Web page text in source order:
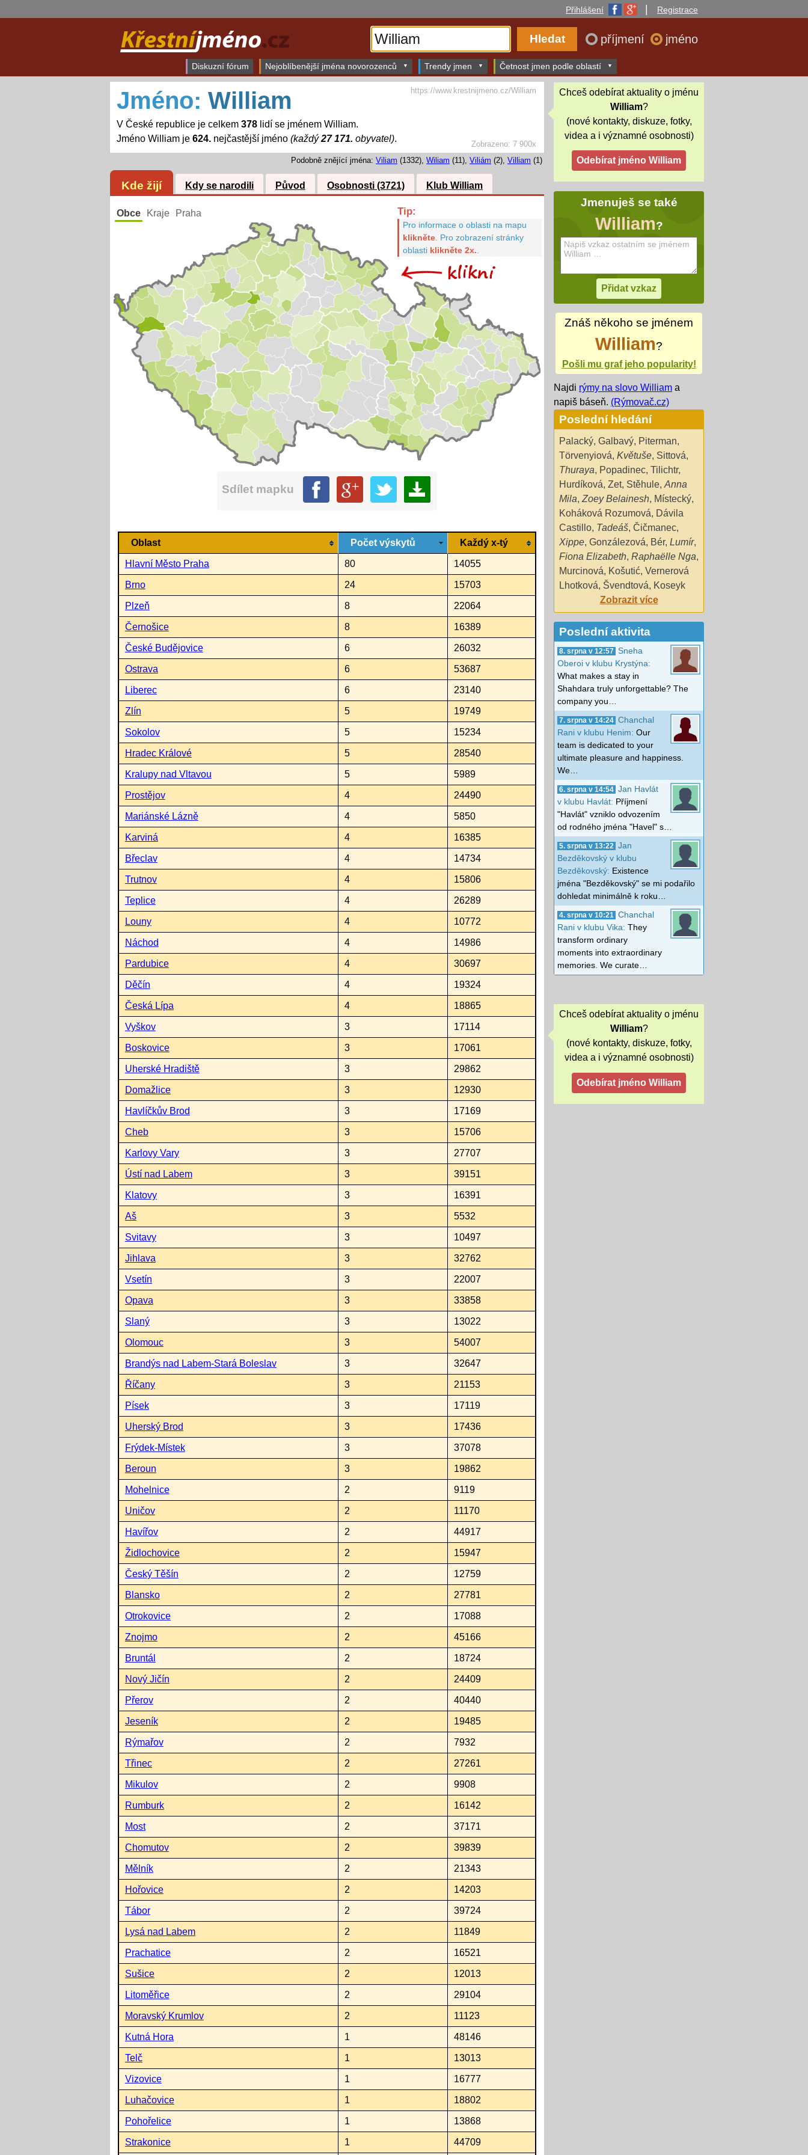
Přihlášení Registrace
příjmení jméno
Diskuzní fórum Nejoblíbenější jména novorozenců Trendy jmen Četnost jmen podle oblastí
Zobrazeno: 7 900x
Jméno: William
V České republice je celkem 378lidí se jménem William.
Jméno William je 624.nejčastější jméno (každý27 171. obyvatel).
https://www.krestnijmeno.cz/William
Podobně znějící jména: Viliam (1332), Wiliam (11), Viliám (2), Villiam (1)
Kde žijí Kdy se narodili Původ Osobnosti (3721) Klub William
Obce Kraje Praha Tip:
Pro informace o oblasti na mapu
klikněte. Pro zobrazení stránky
oblasti klikněte 2x.
Sdílet mapku
Oblast Počet výskytů Každý x-tý
Hlavní Město Praha 80 14055
Brno 24 15703
Plzeň 8 22064
Černošice 8 16389
České Budějovice 6 26032
Ostrava 6 53687
Liberec 6 23140
Zlín 5 19749
Sokolov 5 15234
Hradec Králové 5 28540
Kralupy nad Vltavou 5 5989
Prostějov 4 24490
Mariánské Lázně 4 5850
Karviná 4 16385
Břeclav 4 14734
Trutnov 4 15806
Teplice 4 26289
Louny 4 10772
Náchod 4 14986
Pardubice 4 30697
Děčín 4 19324
Česká Lípa 4 18865
Vyškov 3 17114
Boskovice 3 17061
Uherské Hradiště 3 29862
Domažlice 3 12930
Havlíčkův Brod 3 17169
Cheb 3 15706
Karlovy Vary 3 27707
Ústí nad Labem 3 39151
Klatovy 3 16391
Aš 3 5532
Svitavy 3 10497
Jihlava 3 32762
Vsetín 3 22007
Opava 3 33858
Slaný 3 13022
Olomouc 3 54007
Brandýs nad Labem-Stará Boleslav 3 32647
Říčany 3 21153
Písek 3 17119
Uherský Brod 3 17436
Frýdek-Místek 3 37078
Beroun 3 19862
Mohelnice 2 9119
Uničov 2 11170
Havířov 2 44917
Židlochovice 2 15947
Český Těšín 2 12759
Blansko 2 27781
Otrokovice 2 17088
Znojmo 2 45166
Bruntál 2 18724
Nový Jičín 2 24409
Přerov 2 40440
Jeseník 2 19485
Rýmařov 2 7932
Třinec 2 27261
Mikulov 2 9908
Rumburk 2 16142
Most 2 37171
Chomutov 2 39839
Mělník 2 21343
Hořovice 2 14203
Tábor 2 39724
Lysá nad Labem 2 11849
Prachatice 2 16521
Sušice 2 12013
Litoměřice 2 29104
Moravský Krumlov 2 11123
Kutná Hora 1 48146
Telč 1 13013
Vizovice 1 16777
Luhačovice 1 18802
Pohořelice 1 13868
Strakonice 1 44709
Chceš odebírat aktuality o jménu
William?
(nové kontakty, diskuze, fotky,
videa a i významné osobnosti)
Jmenuješ se také
William?
Znáš někoho se jménem
William?
Pošli mu graf jeho popularity!
Najdi rýmy na slovo William a
napiš báseň. (Rýmovač.cz)
Poslední hledání
Palacký, Galbavý, Piterman,
Törvenyiová, Květuše, Sittová,
Thuraya, Popadinec, Tilichtr,
Hurdíková, Zet, Stěhule, Anna
Mila, Zoey Belainesh, Místecký,
Koháková Rozumová, Dávila
Castillo, Tadeáš, Čičmanec,
Xippe, Gonzálezová, Bér, Lumír,
Fiona Elizabeth, Raphaëlle Nga,
Murcinová, Košutić, Vernerová
Lhotková, Švendtová, Koseyk
Zobrazit více
Poslední aktivita
8. srpna v 12:57
Sneha
Oberoi v klubu Krystýna:
What makes a stay in
Shahdara truly unforgettable? The
company you…
7. srpna v 14:24 Chanchal
Rani v klubu Henim: Our
team is dedicated to your
ultimate pleasure and happiness.
We…
6. srpna v 14:54 Jan Havlát
v klubu Havlát: Příjmení
"Havlát" vzniklo odvozením
od rodného jména "Havel" s…
5. srpna v 13:22
Jan
Bezděkovský v klubu
Bezděkovský: Existence
jména "Bezděkovský" se mi podařilo
dohledat minimálně k roku…
4. srpna v 10:21
Chanchal
Rani v klubu Vika: They
transform ordinary
moments into extraordinary
memories. We curate…
Chceš odebírat aktuality o jménu
William?
(nové kontakty, diskuze, fotky,
videa a i významné osobnosti)